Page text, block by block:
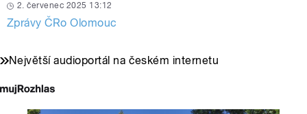
2. červenec 2025 13:12
Zprávy ČRo Olomouc
Největší audioportál na českém internetu